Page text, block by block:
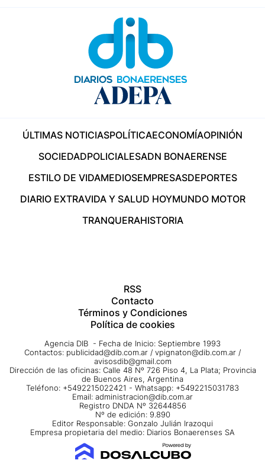
ÚLTIMAS NOTICIASPOLÍTICAECONOMÍAOPINIÓN
SOCIEDADPOLICIALESADN BONAERENSE
ESTILO DE VIDAMEDIOSEMPRESASDEPORTES
DIARIO EXTRAVIDA Y SALUD HOYMUNDO MOTOR
TRANQUERAHISTORIA
RSS
Contacto
Términos y Condiciones
Política de cookies
Agencia DIB - Fecha de Inicio: Septiembre 1993
Contactos: publicidad@dib.com.ar / vpignaton@dib.com.ar /
avisosdib@gmail.com
Dirección de las oficinas: Calle 48 Nº 726 Piso 4, La Plata; Provincia
de Buenos Aires, Argentina
Teléfono: +5492215022421 - Whatsapp: +5492215031783
Email: administracion@dib.com.ar
Registro DNDA Nº 32644856
Nº de edición: 9.890
Editor Responsable: Gonzalo Julián Irazoqui
Empresa propietaria del medio: Diarios Bonaerenses SA